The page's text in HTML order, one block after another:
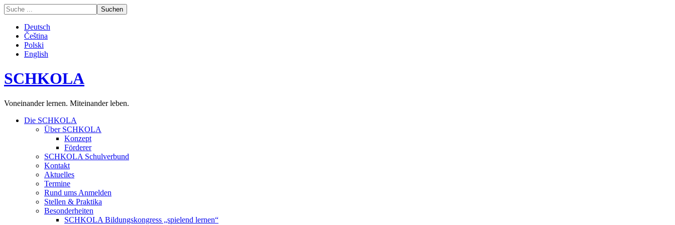
Deutsch
Čeština
Polski
English
SCHKOLA
Voneinander lernen. Miteinander leben.
Die SCHKOLA
Über SCHKOLA
Konzept
Förderer
SCHKOLA Schulverbund
Kontakt
Aktuelles
Termine
Rund ums Anmelden
Stellen & Praktika
Besonderheiten
SCHKOLA Bildungskongress „spielend lernen“